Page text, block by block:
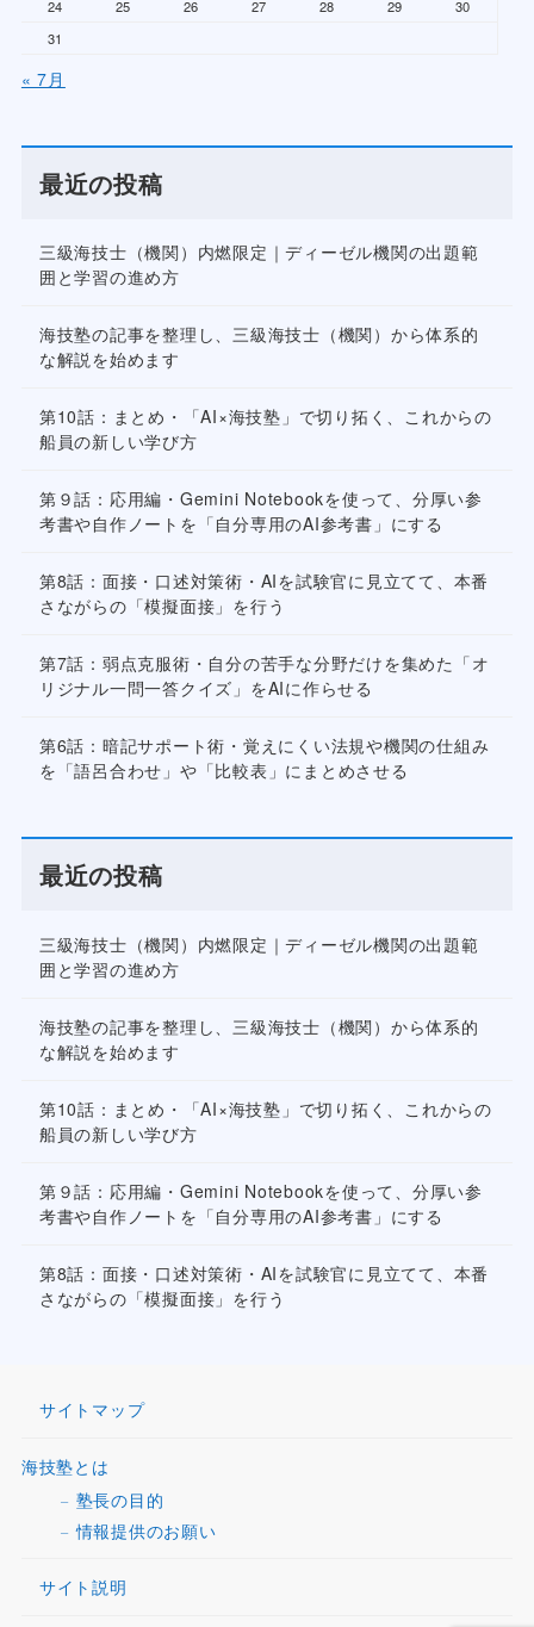
24
25 26 27 28 29
30
31
« 7月
最近の投稿
三級海技士（機関）内燃限定｜ディーゼル機関の出題範
囲と学習の進め方
海技塾の記事を整理し、三級海技士（機関）から体系的
な解説を始めます
第10話：まとめ・「AI×海技塾」で切り拓く、これからの
船員の新しい学び方
第９話：応用編・Gemini Notebookを使って、分厚い参
考書や自作ノートを「自分専用のAI参考書」にする
第8話：面接・口述対策術・AIを試験官に見立てて、本番
さながらの「模擬面接」を行う
第7話：弱点克服術・自分の苦手な分野だけを集めた「オ
リジナル一問一答クイズ」をAIに作らせる
第6話：暗記サポート術・覚えにくい法規や機関の仕組み
を「語呂合わせ」や「比較表」にまとめさせる
最近の投稿
三級海技士（機関）内燃限定｜ディーゼル機関の出題範
囲と学習の進め方
海技塾の記事を整理し、三級海技士（機関）から体系的
な解説を始めます
第10話：まとめ・「AI×海技塾」で切り拓く、これからの
船員の新しい学び方
第９話：応用編・Gemini Notebookを使って、分厚い参
考書や自作ノートを「自分専用のAI参考書」にする
第8話：面接・口述対策術・AIを試験官に見立てて、本番
さながらの「模擬面接」を行う
サイトマップ
海技塾とは
塾長の目的
情報提供のお願い
サイト説明